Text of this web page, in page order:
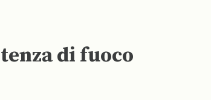
di fuoco